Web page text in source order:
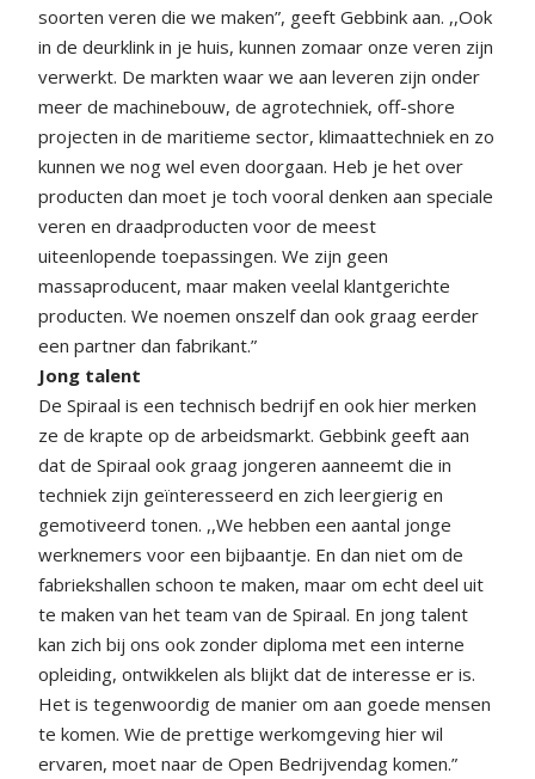
soorten veren die we maken”, geeft Gebbink aan. ,,Ook
in de deurklink in je huis, kunnen zomaar onze veren zijn
verwerkt. De markten waar we aan leveren zijn onder
meer de machinebouw, de agrotechniek, off-shore
projecten in de maritieme sector, klimaattechniek en zo
kunnen we nog wel even doorgaan. Heb je het over
producten dan moet je toch vooral denken aan speciale
veren en draadproducten voor de meest
uiteenlopende toepassingen. We zijn geen
massaproducent, maar maken veelal klantgerichte
producten. We noemen onszelf dan ook graag eerder
een partner dan fabrikant.”
Jong talent
De Spiraal is een technisch bedrijf en ook hier merken
ze de krapte op de arbeidsmarkt. Gebbink geeft aan
dat de Spiraal ook graag jongeren aanneemt die in
techniek zijn geïnteresseerd en zich leergierig en
gemotiveerd tonen. ,,We hebben een aantal jonge
werknemers voor een bijbaantje. En dan niet om de
fabriekshallen schoon te maken, maar om echt deel uit
te maken van het team van de Spiraal. En jong talent
kan zich bij ons ook zonder diploma met een interne
opleiding, ontwikkelen als blijkt dat de interesse er is.
Het is tegenwoordig de manier om aan goede mensen
te komen. Wie de prettige werkomgeving hier wil
ervaren, moet naar de Open Bedrijvendag komen.”